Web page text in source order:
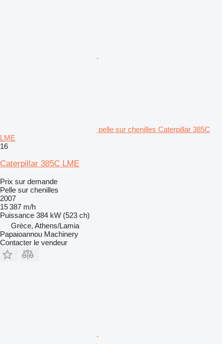
pelle sur chenilles Caterpillar 385C
LME
16
Caterpillar 385C LME
Prix sur demande
Pelle sur chenilles
2007
15 387 m/h
Puissance 384 kW (523 ch)
Grèce, Athens/Lamia
Papaioannou Machinery
Contacter le vendeur